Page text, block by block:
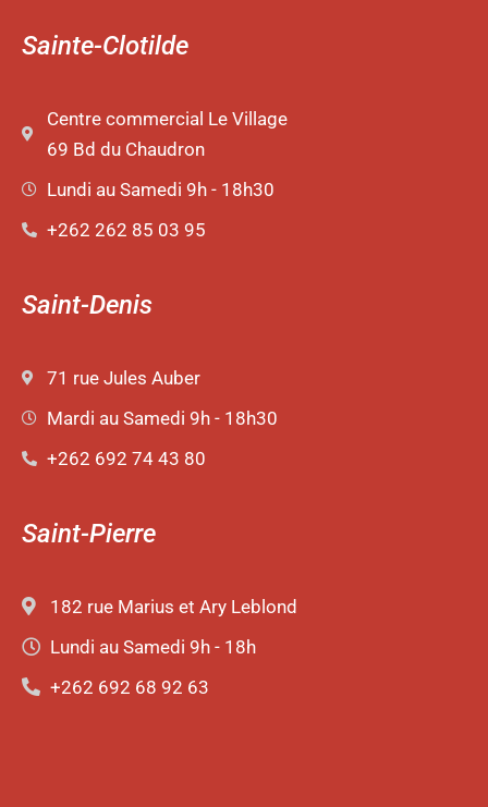
Sainte-Clotilde
Centre commercial Le Village
69 Bd du Chaudron
Lundi au Samedi 9h - 18h30
+262 262 85 03 95
Saint-Denis
71 rue Jules Auber
Mardi au Samedi 9h - 18h30
+262 692 74 43 80
Saint-Pierre
182 rue Marius et Ary Leblond
Lundi au Samedi 9h - 18h
+262 692 68 92 63